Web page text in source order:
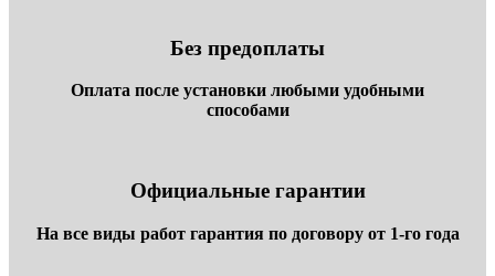
Без предоплаты
Оплата после установки любыми удобными
способами
Официальные гарантии
На все виды работ гарантия по договору от 1-го года